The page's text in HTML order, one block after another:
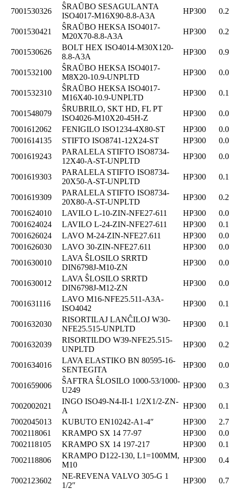
7001530326
ŜRAŬBO SESAGULANTA
ISO4017-M16X90-8.8-A3A
HP300
7001530421
ŜRAŬBO HEKSA ISO4017-
M20X70-8.8-A3A
HP300
7001530626
BOLT HEX ISO4014-M30X120-
8.8-A3A
HP300
7001532100
ŜRAŬBO HEKSA ISO4017-
M8X20-10.9-UNPLTD
HP300
7001532310
ŜRAŬBO HEKSA ISO4017-
M16X40-10.9-UNPLTD
HP300
7001548079
ŜRUBRILO, SKT HD, FL PT
ISO4026-M10X20-45H-Z
HP300
7001612062
FENIGILO ISO1234-4X80-ST HP300
7001614135
STIFTO ISO8741-12X24-ST HP300
7001619243
PARALELA STIFTO ISO8734-
12X40-A-ST-UNPLTD
HP300
7001619303
PARALELA STIFTO ISO8734-
20X50-A-ST-UNPLTD
HP300
7001619309
PARALELA STIFTO ISO8734-
20X80-A-ST-UNPLTD
HP300
7001624010
LAVILO L-10-ZIN-NFE27-611 HP300
7001624024
LAVILO L-24-ZIN-NFE27-611 HP300
7001626024
LAVO M-24-ZIN-NFE27.611 HP300
7001626030
LAVO 30-ZIN-NFE27.611 HP300
7001630010
LAVA ŜLOSILO SRRTD
DIN6798J-M10-ZN
HP300
7001630012
LAVA ŜLOSILO SRRTD
DIN6798J-M12-ZN
HP300
7001631116
LAVO M16-NFE25.511-A3A-
ISO4042
HP300
7001632030
RISORTILAJ LANĈILOJ W30-
NFE25.515-UNPLTD
HP300
7001632039
RISORTILDO W39-NFE25.515-
UNPLTD
HP300
7001634016
LAVA ELASTIKO BN 80595-16-
SENTEGITA
HP300
7001659006
ŜAFTRA ŜLOSILO 1000-53/1000-
U249
HP300
7002002021
INGO ISO49-N4-II-1 1/2X1/2-ZN-
A
HP300
7002045013
KUBUTO EN10242-A1-4″ HP300
7002118061
KRAMPO SX 14 77-97 HP300
7002118105
KRAMPO SX 14 197-217 HP300
7002118806
KRAMPO D122-130, L1=100MM,
M10
HP300
7002123602
NE-REVENA VALVO 305-G 1
1/2″
HP300